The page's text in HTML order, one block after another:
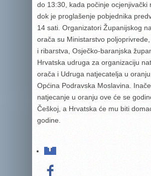
do 13:30, kada počinje ocjenjivački
dok je proglašenje pobjednika
14 sati. Organizatori Županijskog
orača su Ministarstvo
i ribarstva, Osječko-baranjska
Hrvatska udruga za organizaciju
orača i Udruga natjecatelja u
Općina Podravska Moslavina.
natjecanje u oranju ove će se
Češkoj, a Hrvatska će mu biti
godine.